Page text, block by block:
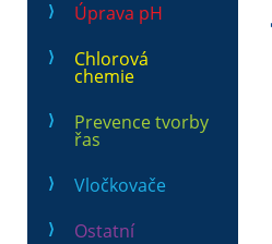
Úprava pH
Chlorová
chemie
Prevence tvorby
řas
Vločkovače
Ostatní